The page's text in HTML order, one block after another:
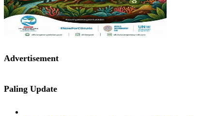
Advertisement
Paling Update